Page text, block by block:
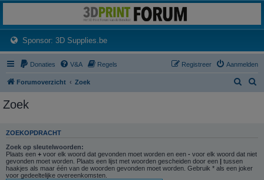
Het 3D print forum van de Benelux na de sluiting van 3dprintforum.nl
Sponsor: 3D Supplies.be(Opens a new tab)
Donaties V&A Regels Aanmelden
Registreer
Forumoverzicht Zoek
Zoek
ZOEKOPDRACHT
Zoek op sleutelwoorden:
Plaats een + voor elk woord dat gevonden moet worden en een - voor elk woord dat niet
gevonden moet worden. Plaats een lijst met woorden gescheiden door een
tussen
haakjes als maar één van de woorden gevonden moet worden. Gebruik * als een joker
voor gedeeltelijke overeenkomsten.